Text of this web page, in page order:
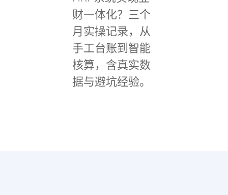
财一体化？三个
月实操记录，从
手工台账到智能
核算，含真实数
据与避坑经验。